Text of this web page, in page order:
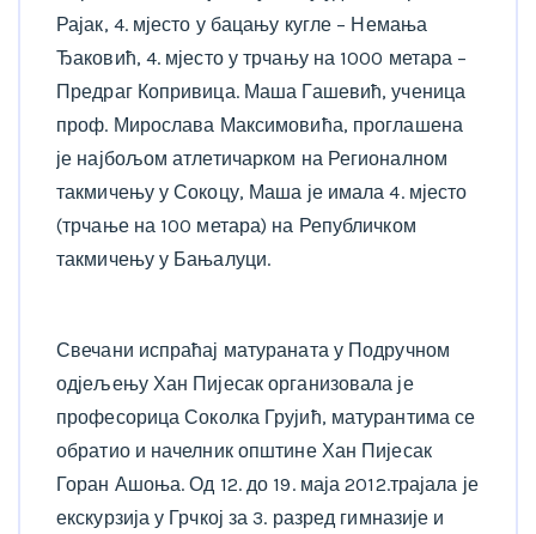
Рајак, 4. мјесто у бацању кугле – Немања
Ђаковић, 4. мјесто у трчању на 1000 метара –
Предраг Копривица. Маша Гашевић, ученица
проф. Мирослава Максимовића, проглашена
је најбољом атлетичарком на Регионалном
такмичењу у Сокоцу, Маша је имала 4. мјесто
(трчање на 100 метара) на Републичком
такмичењу у Бањалуци.
Свечани испраћај матураната у Подручном
одјељењу Хан Пијесак организовала је
професорица Соколка Грујић, матурантима се
обратио и начелник општине Хан Пијесак
Горан Ашоња. Од 12. до 19. маја 2012.трајала је
екскурзија у Грчкој за 3. разред гимназије и